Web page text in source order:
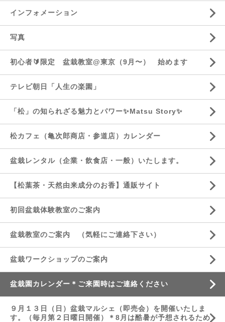
インフォメーション
写真
初心者🔰限定 盆栽教室@東京（9月〜） 始めます
テレビ朝日「人生の楽園」
「松」の知られざる魅力とパワー✨Matsu Story✨
松カフェ（亀次郎商店・参道店）カレンダー
盆栽レンタル（企業・飲食店・一般）いたします。
【松葉茶・天然由来成分のお香】通販サイト
初回盆栽体験教室のご案内
盆栽教室のご案内 （気軽にご連絡下さい）
盆栽ワークショップのご案内
盆栽園カレンダー＊ご来園時はご連絡ください
９月１３日（日）盆栽マルシェ（即売会）を開催いたしま
す。（毎月第２日曜日開催）＊8月は酷暑が予想されるため